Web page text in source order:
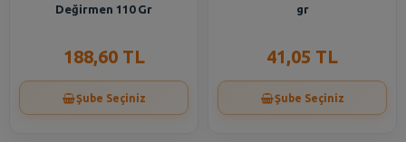
Değirmen 110 Gr
188,60 TL
Şube Seçiniz
gr
41,05 TL
Şube Seçiniz